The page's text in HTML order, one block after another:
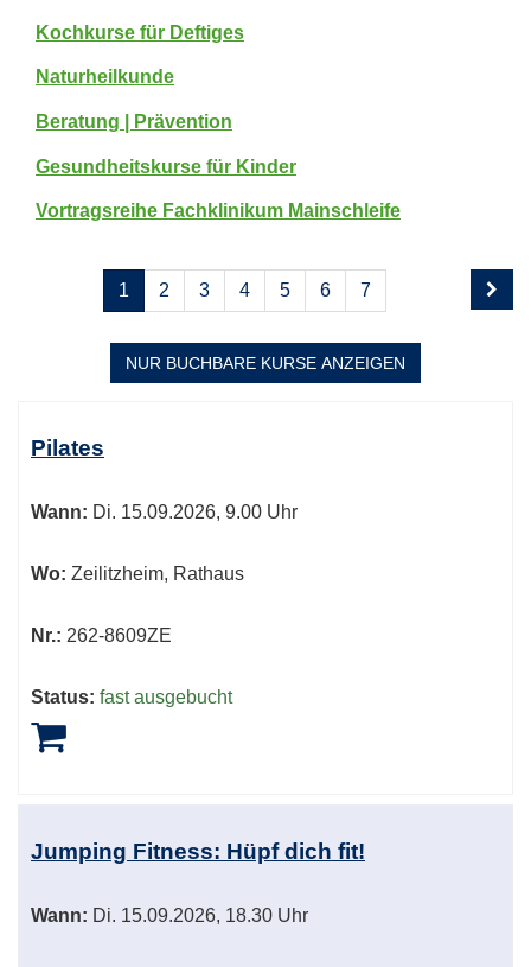
Kochkurse für Deftiges
Naturheilkunde
Beratung | Prävention
Gesundheitskurse für Kinder
Vortragsreihe Fachklinikum Mainschleife
Seiten
blättern
1 2 3 4 5 6 7
NUR BUCHBARE KURSE ANZEIGEN
Tabellenüberschriften
können
werden.
Pilates
Wann: Di. 15.09.2026, 9.00 Uhr
Wo: Zeilitzheim, Rathaus
Nr.: 262-8609ZE
Status: fast ausgebucht
Jumping Fitness: Hüpf dich fit!
Wann: Di. 15.09.2026, 18.30 Uhr